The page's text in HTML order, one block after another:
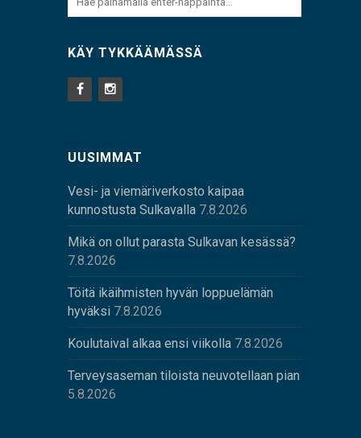
KÄY TYKKÄÄMÄSSÄ
UUSIMMAT
Vesi- ja viemäriverkosto kaipaa
kunnostusta Sulkavalla 7.8.2026
Mikä on ollut parasta Sulkavan kesässä?
7.8.2026
Töitä ikäihmisten hyvän loppuelämän
hyväksi 7.8.2026
Koulutaival alkaa ensi viikolla 7.8.2026
Terveysaseman tiloista neuvotellaan pian
5.8.2026